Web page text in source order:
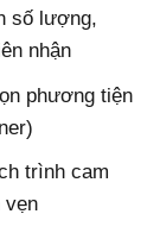
số lượng,
nhận
phương tiện
trình cam
vẹn